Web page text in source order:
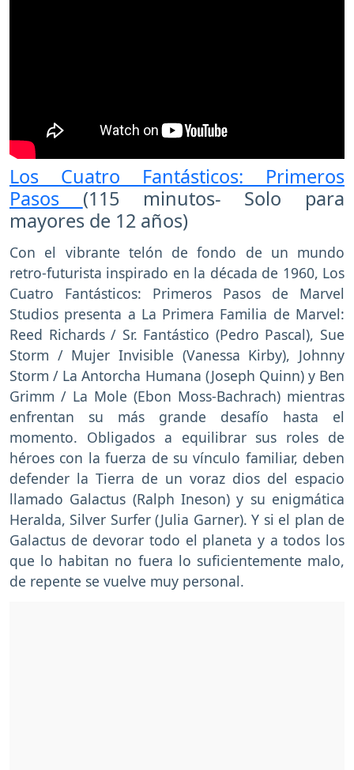
Los Cuatro Fantásticos: Primeros
Pasos (115 minutos- Solo para
mayores de 12 años)
Con el vibrante telón de fondo de un mundo
retro-futurista inspirado en la década de 1960, Los
Cuatro Fantásticos: Primeros Pasos de Marvel
Studios presenta a La Primera Familia de Marvel:
Reed Richards / Sr. Fantástico (Pedro Pascal), Sue
Storm / Mujer Invisible (Vanessa Kirby), Johnny
Storm / La Antorcha Humana (Joseph Quinn) y Ben
Grimm / La Mole (Ebon Moss-Bachrach) mientras
enfrentan su más grande desafío hasta el
momento. Obligados a equilibrar sus roles de
héroes con la fuerza de su vínculo familiar, deben
defender la Tierra de un voraz dios del espacio
llamado Galactus (Ralph Ineson) y su enigmática
Heralda, Silver Surfer (Julia Garner). Y si el plan de
Galactus de devorar todo el planeta y a todos los
que lo habitan no fuera lo suficientemente malo,
de repente se vuelve muy personal.